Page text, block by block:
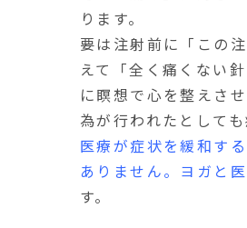
ります。
要は注射前に「この
えて「全く痛くない
に瞑想で心を整えさ
為が行われたとして
医療が症状を緩和す
ありません。ヨガと
す。